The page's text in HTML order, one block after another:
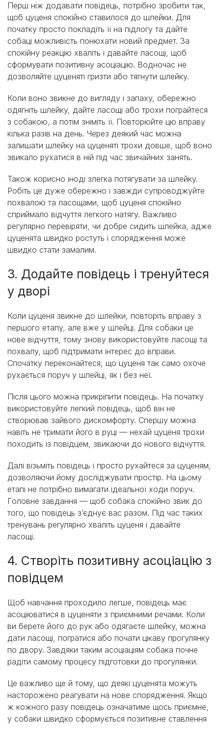
Перш ніж додавати повідець, потрібно зробити так,
щоб цуценя спокійно ставилося до шлейки. Для
початку просто покладіть її на підлогу та дайте
собаці можливість понюхати новий предмет. За
спокійну реакцію хваліть і давайте ласощі, щоб
сформувати позитивну асоціацію. Водночас не
дозволяйте цуценяті гризти або тягнути шлейку.
Коли воно звикне до вигляду і запаху, обережно
одягніть шлейку, дайте ласощі або трохи пограйтеся
з собакою, а потім зніміть її. Повторюйте цю вправу
кілька разів на день. Через деякий час можна
залишати шлейку на цуценяті трохи довше, щоб воно
звикало рухатися в ній під час звичайних занять.
Також корисно іноді злегка потягувати за шлейку.
Робіть це дуже обережно і завжди супроводжуйте
похвалою та ласощами, щоб цуценя спокійно
сприймало відчуття легкого натягу. Важливо
регулярно перевіряти, чи добре сидить шлейка, адже
цуценята швидко ростуть і спорядження може
швидко стати замалим.
3. Додайте повідець і тренуйтеся
у дворі
Коли цуценя звикне до шлейки, повторіть вправу з
першого етапу, але вже у шлейці. Для собаки це
нове відчуття, тому знову використовуйте ласощі та
похвалу, щоб підтримати інтерес до вправи.
Спочатку переконайтеся, що цуценя так само охоче
рухається поруч у шлейці, як і без неї.
Після цього можна прикріпити повідець. На початку
використовуйте легкий повідець, щоб він не
створював зайвого дискомфорту. Спершу можна
навіть не тримати його в руці — нехай цуценя трохи
походить із повідцем, звикаючи до нового відчуття.
Далі візьміть повідець і просто рухайтеся за цуценям,
дозволяючи йому досліджувати простір. На цьому
етапі не потрібно вимагати ідеальної ходи поруч.
Головне завдання — щоб собака спокійно звик до
того, що повідець з’єднує вас разом. Під час таких
тренувань регулярно хваліть цуценя і давайте
ласощі.
4. Створіть позитивну асоціацію з
повідцем
Щоб навчання проходило легше, повідець має
асоціюватися в цуценяти з приємними речами. Коли
ви берете його до рук або одягаєте шлейку, можна
дати ласощі, погратися або почати цікаву прогулянку
по двору. Завдяки таким асоціаціям собака почне
радіти самому процесу підготовки до прогулянки.
Це важливо ще й тому, що деякі цуценята можуть
насторожено реагувати на нове спорядження. Якщо
ж кожного разу повідець означатиме щось приємне,
у собаки швидко сформується позитивне ставлення